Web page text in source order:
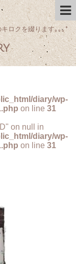
ロクを綴ります｡｡｡*
diary/wp-
on line 31
on null in
diary/wp-
on line 31